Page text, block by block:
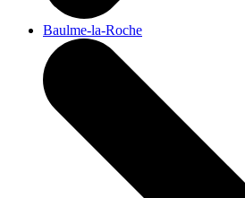
Baulme-la-Roche